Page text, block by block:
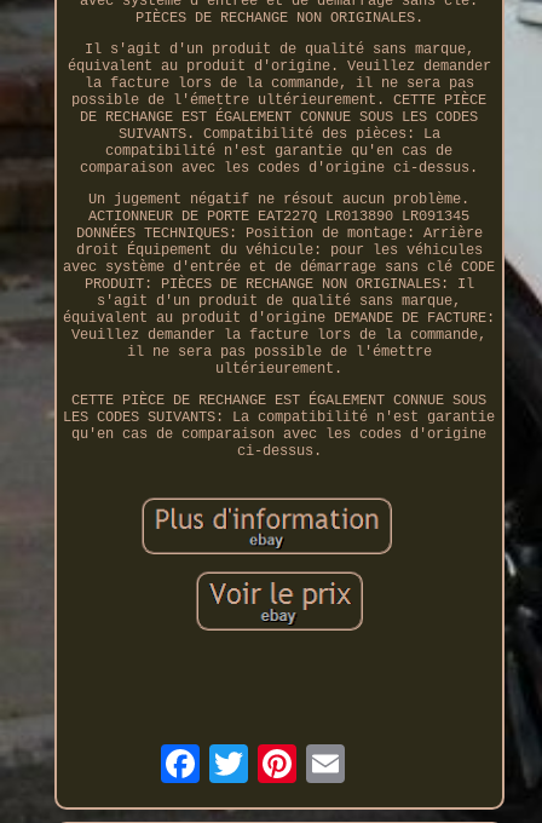
PIÈCES DE RECHANGE NON ORIGINALES.
Il s'agit d'un produit de qualité sans marque,
équivalent au produit d'origine. Veuillez demander
la facture lors de la commande, il ne sera pas
possible de l'émettre ultérieurement. CETTE PIÈCE
DE RECHANGE EST ÉGALEMENT CONNUE SOUS LES CODES
SUIVANTS. Compatibilité des pièces: La
compatibilité n'est garantie qu'en cas de
comparaison avec les codes d'origine ci-dessus.
Un jugement négatif ne résout aucun problème.
ACTIONNEUR DE PORTE EAT227Q LR013890 LR091345
DONNÉES TECHNIQUES: Position de montage: Arrière
droit Équipement du véhicule: pour les véhicules
avec système d'entrée et de démarrage sans clé CODE
PRODUIT: PIÈCES DE RECHANGE NON ORIGINALES: Il
s'agit d'un produit de qualité sans marque,
équivalent au produit d'origine DEMANDE DE FACTURE:
Veuillez demander la facture lors de la commande,
il ne sera pas possible de l'émettre
ultérieurement.
CETTE PIÈCE DE RECHANGE EST ÉGALEMENT CONNUE SOUS
LES CODES SUIVANTS: La compatibilité n'est garantie
qu'en cas de comparaison avec les codes d'origine
ci-dessus.